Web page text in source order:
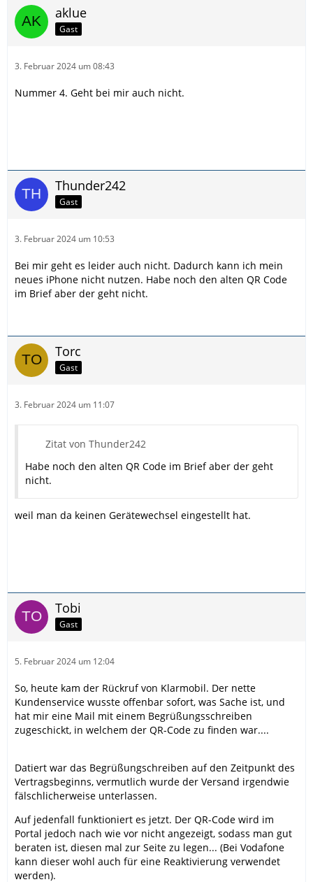
aklue
Gast
3. Februar 2024 um 08:43
Nummer 4. Geht bei mir auch nicht.
Thunder242
Gast
3. Februar 2024 um 10:53
Bei mir geht es leider auch nicht. Dadurch kann ich mein
neues iPhone nicht nutzen. Habe noch den alten QR Code
im Brief aber der geht nicht.
Torc
Gast
3. Februar 2024 um 11:07
Zitat von Thunder242
Habe noch den alten QR Code im Brief aber der geht
nicht.
weil man da keinen Gerätewechsel eingestellt hat.
Tobi
Gast
5. Februar 2024 um 12:04
So, heute kam der Rückruf von Klarmobil. Der nette
Kundenservice wusste offenbar sofort, was Sache ist, und
hat mir eine Mail mit einem Begrüßungsschreiben
zugeschickt, in welchem der QR-Code zu finden war....
Datiert war das Begrüßungschreiben auf den Zeitpunkt des
Vertragsbeginns, vermutlich wurde der Versand irgendwie
fälschlicherweise unterlassen.
Auf jedenfall funktioniert es jetzt. Der QR-Code wird im
Portal jedoch nach wie vor nicht angezeigt, sodass man gut
beraten ist, diesen mal zur Seite zu legen... (Bei Vodafone
kann dieser wohl auch für eine Reaktivierung verwendet
werden).